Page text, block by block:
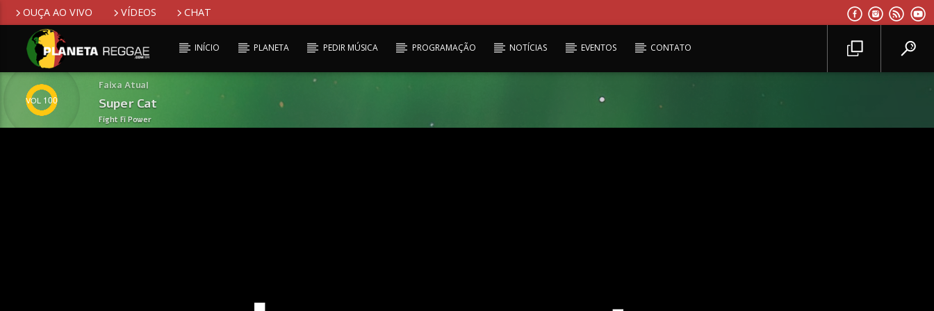
OUÇA AO VIVO VÍDEOS CHAT
INÍCIO PLANETA PEDIR MÚSICA PROGRAMAÇÃO NOTÍCIAS EVENTOS CONTATO
100
Faixa Atual
Super Cat
Fight Fi Power